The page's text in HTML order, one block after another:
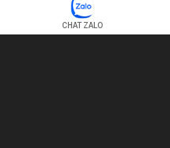
CHAT ZALO